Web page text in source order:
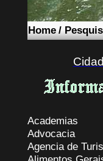
Home/
Academias
Advocacia
Agencia de